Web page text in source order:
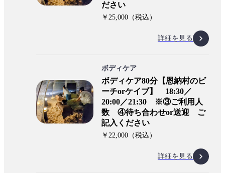
ださい
￥25,000（税込）
詳細を見る
ボディケア
ボディケア80分【恩納村のビ
ーチorケイブ】 18:30／
20:00／21:30 ※③ご利用人
数 ④待ち合わせor送迎 ご
記入ください
￥22,000（税込）
詳細を見る